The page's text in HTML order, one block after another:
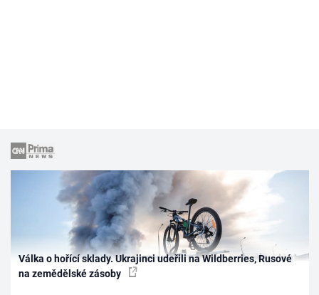
Válka o hořící sklady. Ukrajinci udeřili na Wildberries, Rusové
na zemědělské zásoby